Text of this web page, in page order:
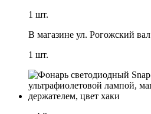
1 шт.
В магазине ул. Рогожский вал
1 шт.